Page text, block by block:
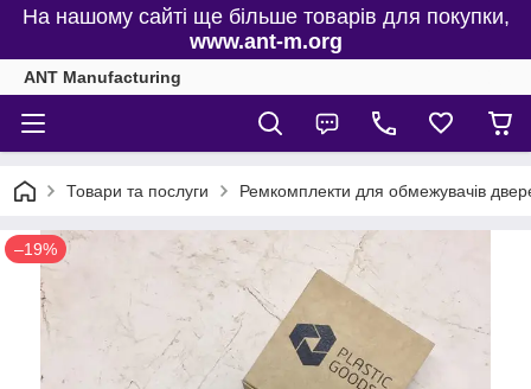
На нашому сайті ще більше товарів для покупки,
www.ant-m.org
ANT Manufacturing
Товари та послуги Ремкомплекти для обмежувачів
–19%